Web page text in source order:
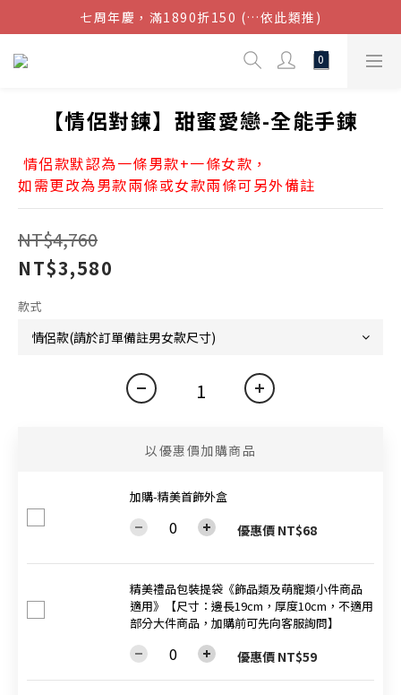
結帳金額滿$1080超取免運
七周年慶，滿1890折150 (…依此類推)
結帳金額滿$1080超取免運
【情侶對鍊】甜蜜愛戀-全能手鍊
情侶款默認為一條男款+一條女款，
如需更改為男款兩條或女款兩條可另外備註
NT$4,760
NT$3,580
款式
以優惠價加購商品
加購-精美首飾外盒
優惠價 NT$68
精美禮品包裝提袋《飾品類及萌寵類小件商品
適用》【尺寸：邊長19cm，厚度10cm，不適用
部分大件商品，加購前可先向客服詢問】
優惠價 NT$59